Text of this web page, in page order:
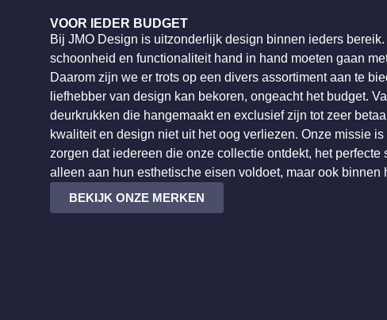
VOOR IEDER BUDGET
Bij JMO Design is uitzonderlijk design binnen ieders
schoonheid en functionaliteit hand in hand moeten gaan
Daarom zijn we er trots op een divers assortiment aan te
liefhebber van design kan bekoren, ongeacht het budget.
deurkrukken die hangemaakt en exclusief zijn tot zeer
kwaliteit en design niet uit het oog verliezen. Onze missie is
zorgen dat iedereen die onze collectie ontdekt, het perfecte
alleen aan hun esthetische eisen voldoet, maar ook binnen
BEKIJK ONZE MERKEN